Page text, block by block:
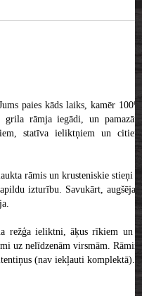
paies kāds laiks, kamēr 100%
rāmja iegādi, un pamazām
statīva ieliktņiem un citiem
rāmis un krusteniskie stieņi ir
izturību. Savukārt, augšējais
režģa ieliktni, āķus rīkiem un 4
uz nelīdzenām virsmām. Rāmim
(nav iekļauti komplektā).